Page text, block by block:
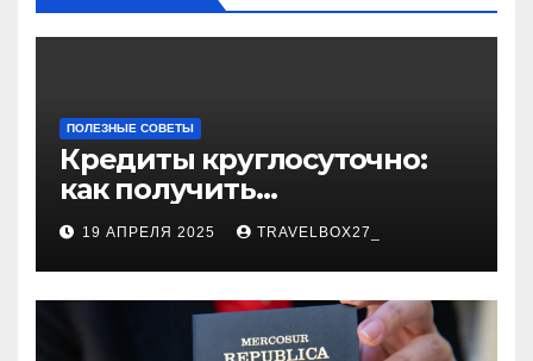
ПОЛЕЗНЫЕ СОВЕТЫ
Кредиты круглосуточно:
как получить
финансирование в любое
время
19 АПРЕЛЯ 2025 TRAVELBOX27_